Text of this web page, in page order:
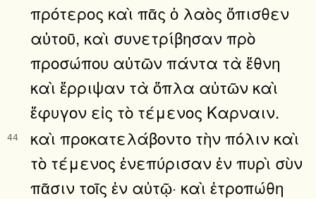
πρότερος καὶ πᾶς ὁ λαὸς ὄπισθεν
αὐτοῦ, καὶ συνετρίβησαν πρὸ
προσώπου αὐτῶν πάντα τὰ ἔθνη
καὶ ἔρριψαν τὰ ὅπλα αὐτῶν καὶ
ἔφυγον εἰς τὸ τέμενος Καρναιν.
44
καὶ προκατελάβοντο τὴν πόλιν καὶ
τὸ τέμενος ἐνεπύρισαν ἐν πυρὶ σὺν
πᾶσιν τοῖς ἐν αὐτῷ· καὶ ἐτροπώθη